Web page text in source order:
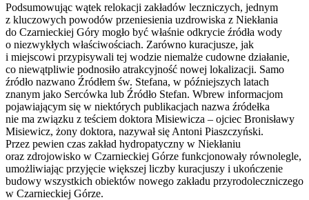
Podsumowując wątek relokacji zakładów leczniczych, jednym
z kluczowych powodów przeniesienia uzdrowiska z Niekłania
do Czarnieckiej Góry mogło być właśnie odkrycie źródła wody
o niezwykłych właściwościach. Zarówno kuracjusze, jak
i miejscowi przypisywali tej wodzie niemalże cudowne działanie,
co niewątpliwie podnosiło atrakcyjność nowej lokalizacji. Samo
źródło nazwano Źródłem św. Stefana, w późniejszych latach
znanym jako Sercówka lub Źródło Stefan. Wbrew informacjom
pojawiającym się w niektórych publikacjach nazwa źródełka
nie ma związku z teściem doktora Misiewicza – ojciec Bronisławy
Misiewicz, żony doktora, nazywał się Antoni Piaszczyński.
Przez pewien czas zakład hydropatyczny w Niekłaniu
oraz zdrojowisko w Czarnieckiej Górze funkcjonowały równolegle,
umożliwiając przyjęcie większej liczby kuracjuszy i ukończenie
budowy wszystkich obiektów nowego zakładu przyrodoleczniczego
w Czarnieckiej Górze.